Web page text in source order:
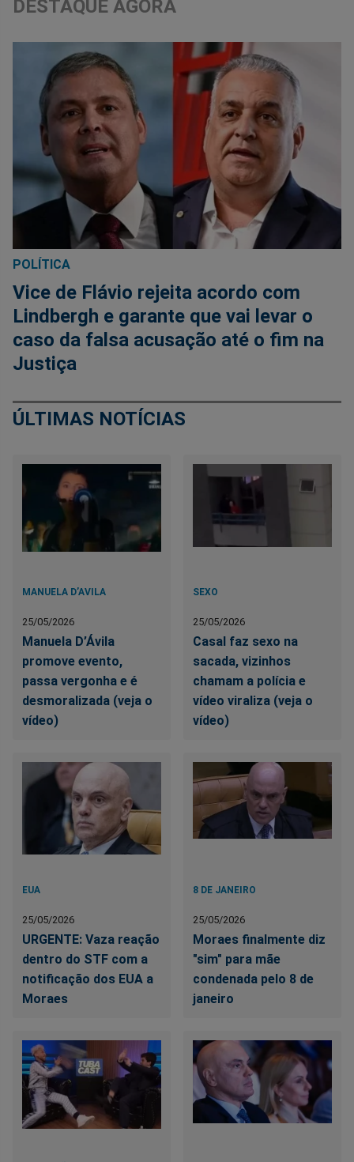
DESTAQUE AGORA
POLÍTICA
Vice de Flávio rejeita acordo com
Lindbergh e garante que vai levar o
caso da falsa acusação até o fim na
Justiça
ÚLTIMAS NOTÍCIAS
MANUELA D’AVILA
25/05/2026
Manuela D’Ávila
promove evento,
passa vergonha e é
desmoralizada (veja o
vídeo)
SEXO
25/05/2026
Casal faz sexo na
sacada, vizinhos
chamam a polícia e
vídeo viraliza (veja o
vídeo)
EUA
25/05/2026
URGENTE: Vaza reação
dentro do STF com a
notificação dos EUA a
Moraes
8 DE JANEIRO
25/05/2026
Moraes finalmente diz
"sim" para mãe
condenada pelo 8 de
janeiro